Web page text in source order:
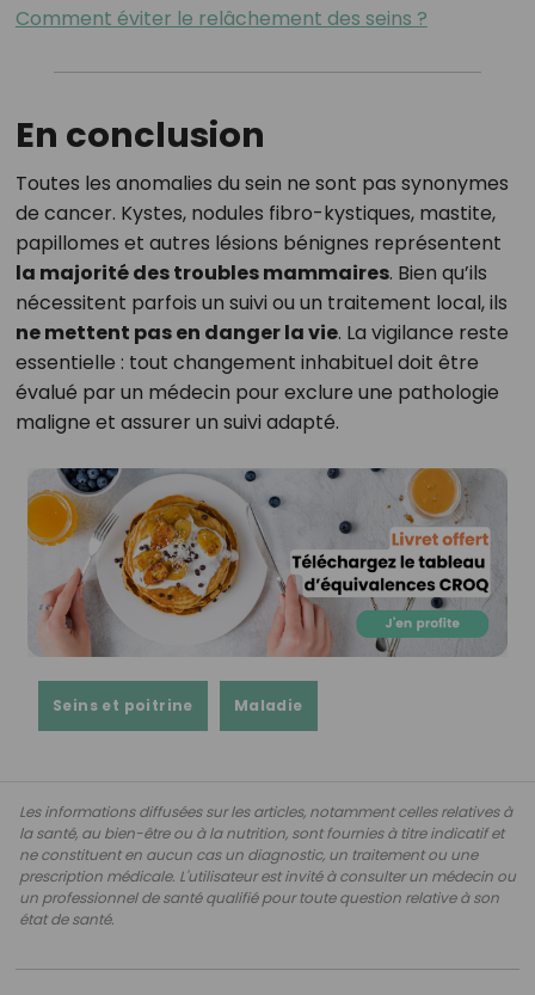
Comment éviter le relâchement des seins ?
En conclusion
Toutes les anomalies du sein ne sont pas synonymes
de cancer. Kystes, nodules fibro-kystiques, mastite,
papillomes et autres lésions bénignes représentent
la majorité des troubles mammaires. Bien qu’ils
nécessitent parfois un suivi ou un traitement local, ils
ne mettent pas en danger la vie. La vigilance reste
essentielle : tout changement inhabituel doit être
évalué par un médecin pour exclure une pathologie
maligne et assurer un suivi adapté.
Seins et poitrine Maladie
Les informations diffusées sur les articles, notamment celles relatives à
la santé, au bien-être ou à la nutrition, sont fournies à titre indicatif et
ne constituent en aucun cas un diagnostic, un traitement ou une
prescription médicale. L'utilisateur est invité à consulter un médecin ou
un professionnel de santé qualifié pour toute question relative à son
état de santé.